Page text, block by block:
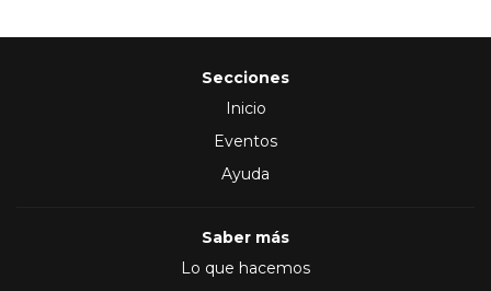
Secciones
Inicio
Eventos
Ayuda
Saber más
Lo que hacemos